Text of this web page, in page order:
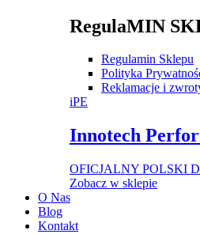
RegulaMIN
Regulamin Sklepu
Polityka
Reklamacje i
iPE
Innotech
OFICJALNY POLSKI
Zobacz w sklepie
O Nas
Blog
Kontakt